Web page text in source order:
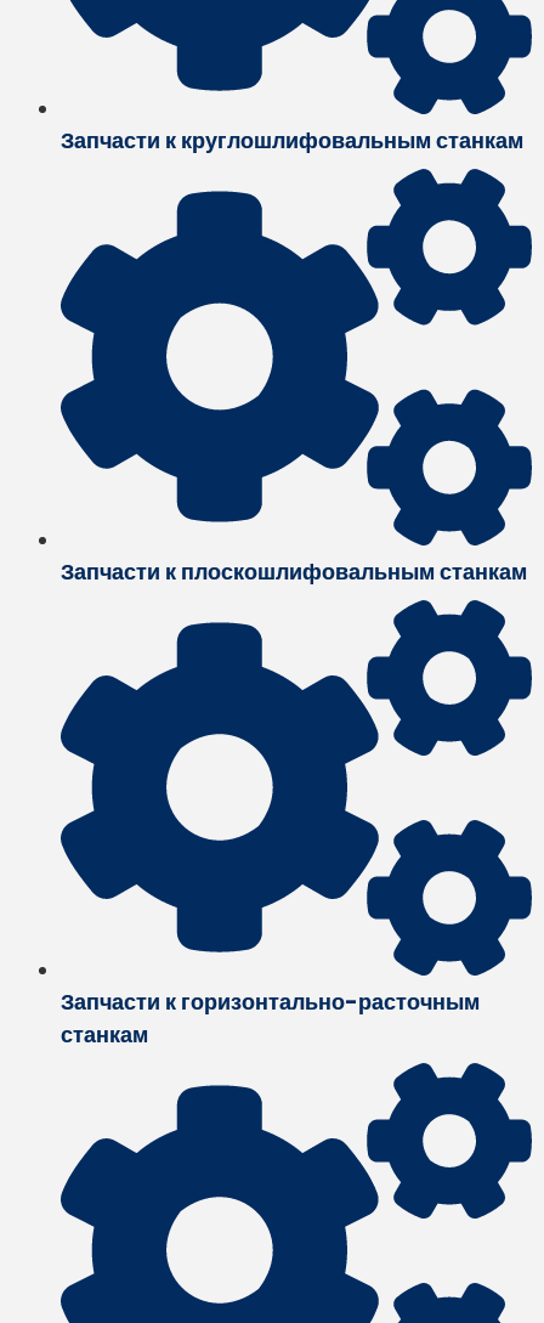
Запчасти к круглошлифовальным станкам
Запчасти к плоскошлифовальным станкам
Запчасти к горизонтально-расточным
станкам